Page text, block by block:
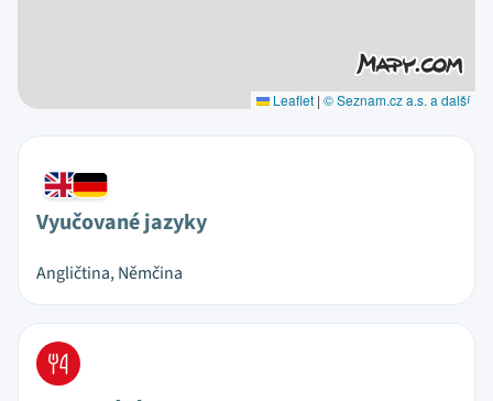
Leaflet | © Seznam.cz a.s. a další
Vyučované jazyky
Angličtina, Němčina